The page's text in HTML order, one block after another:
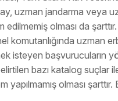
uzman jandarma veya
edilmemiş olması da
komutanlığında uzman
isteyen başvurucuların
bazı katalog suçlar
yapılmamış olması şarttır.